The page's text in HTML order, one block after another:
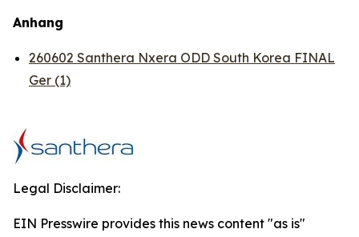
Anhang
260602 Santhera Nxera ODD South Korea FINAL
Ger (1)
Legal Disclaimer:
EIN Presswire provides this news content "as is"